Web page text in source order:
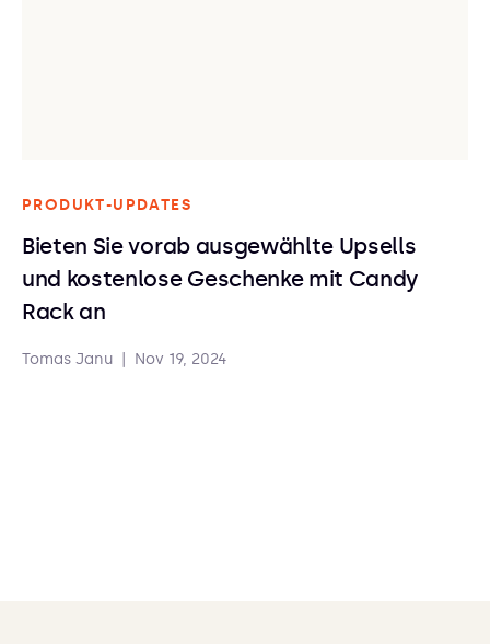
PRODUKT-UPDATES
Bieten Sie vorab ausgewählte Upsells
und kostenlose Geschenke mit Candy
Rack an
Tomas Janu Nov 19, 2024